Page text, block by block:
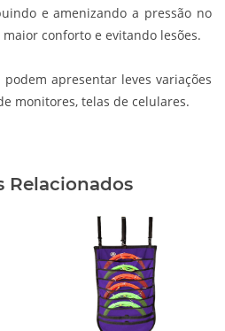
e amenizando a pressão no
conforto e evitando lesões.
apresentar leves variações
monitores, telas de celulares.
Relacionados